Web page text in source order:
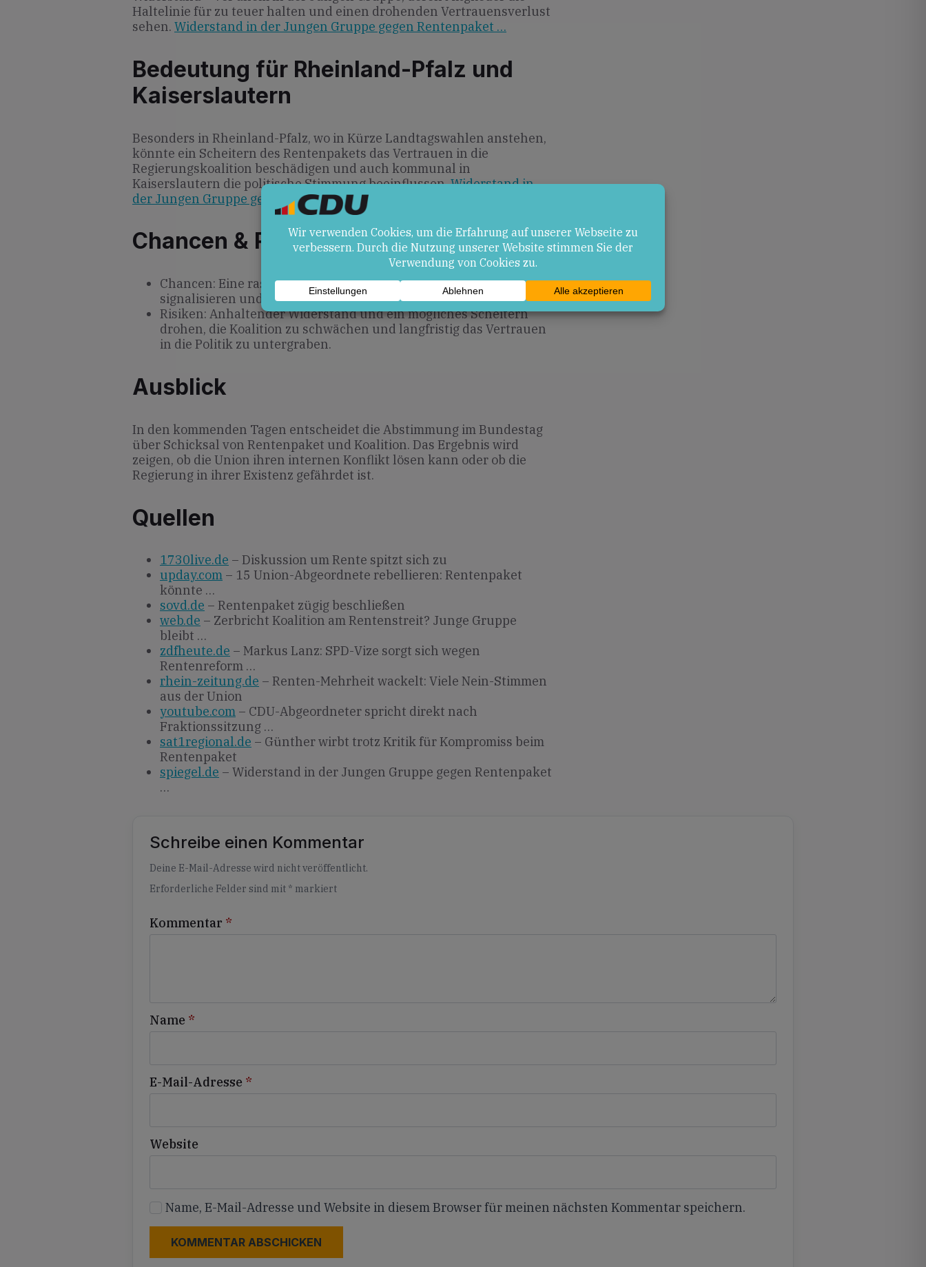
Haltelinie für zu teuer halten und einen drohenden Vertrauensverlust
sehen. Widerstand in der Jungen Gruppe gegen Rentenpaket …
Bedeutung für Rheinland-Pfalz und
Kaiserslautern
Besonders in Rheinland-Pfalz, wo in Kürze Landtagswahlen anstehen,
könnte ein Scheitern des Rentenpakets das Vertrauen in die
Regierungskoalition beschädigen und auch kommunal in
Kaiserslautern die politische Stimmung beeinflussen.Widerstand in
der Jungen Gruppe gegen Rentenpaket …
Chancen & Risiken
Chancen: Eine rasche Verabschiedung könnte Stabilität
signalisieren und Vertrauen in die Altersvorsorge stärken.
Risiken: Anhaltender Widerstand und ein mögliches Scheitern
drohen, die Koalition zu schwächen und langfristig das Vertrauen
in die Politik zu untergraben.
Ausblick
In den kommenden Tagen entscheidet die Abstimmung im Bundestag
über Schicksal von Rentenpaket und Koalition. Das Ergebnis wird
zeigen, ob die Union ihren internen Konflikt lösen kann oder ob die
Regierung in ihrer Existenz gefährdet ist.
Quellen
1730live.de – Diskussion um Rente spitzt sich zu
upday.com – 15 Union-Abgeordnete rebellieren: Rentenpaket
könnte …
sovd.de – Rentenpaket zügig beschließen
web.de – Zerbricht Koalition am Rentenstreit? Junge Gruppe
bleibt …
zdfheute.de – Markus Lanz: SPD-Vize sorgt sich wegen
Rentenreform …
rhein-zeitung.de – Renten-Mehrheit wackelt: Viele Nein-Stimmen
aus der Union
youtube.com – CDU-Abgeordneter spricht direkt nach
Fraktionssitzung …
sat1regional.de – Günther wirbt trotz Kritik für Kompromiss beim
Rentenpaket
spiegel.de – Widerstand in der Jungen Gruppe gegen Rentenpaket
…
Schreibe einen Kommentar
Deine E-Mail-Adresse wird nicht veröffentlicht.
Erforderliche Felder sind mit * markiert
Kommentar *
Name *
E-Mail-Adresse *
Website
Name, E-Mail-Adresse und Website in diesem Browser für meinen nächsten Kommentar speichern.
Alternative: